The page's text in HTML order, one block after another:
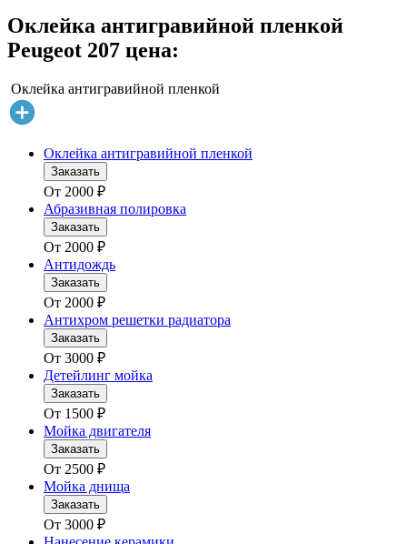
Оклейка антигравийной пленкой
Peugeot 207 цена:
Оклейка антигравийной пленкой
Оклейка антигравийной пленкой
Заказать
От 2000 ₽
Абразивная полировка
Заказать
От 2000 ₽
Антидождь
Заказать
От 2000 ₽
Антихром решетки радиатора
Заказать
От 3000 ₽
Детейлинг мойка
Заказать
От 1500 ₽
Мойка двигателя
Заказать
От 2500 ₽
Мойка днища
Заказать
От 3000 ₽